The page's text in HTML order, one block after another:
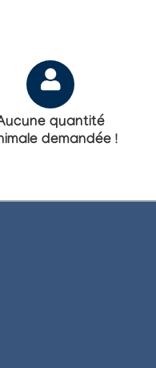
quantité
demandée !